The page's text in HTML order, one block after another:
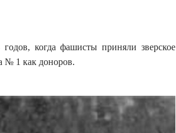
когда фашисты приняли зверское
№ 1 как доноров.